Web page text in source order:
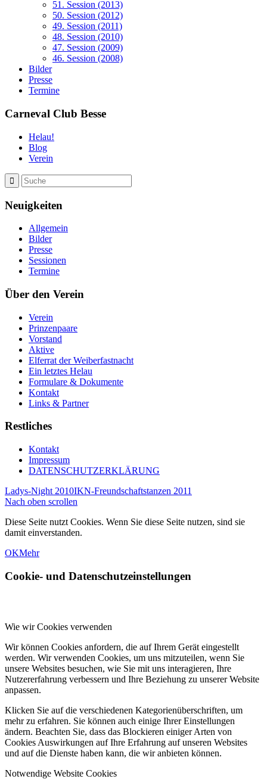
51. Session (2013)
50. Session (2012)
49. Session (2011)
48. Session (2010)
47. Session (2009)
46. Session (2008)
Bilder
Presse
Termine
Carneval Club Besse
Helau!
Blog
Verein
Neuigkeiten
Allgemein
Bilder
Presse
Sessionen
Termine
Über den Verein
Verein
Prinzenpaare
Vorstand
Aktive
Elferrat der Weiberfastnacht
Ein letztes Helau
Formulare & Dokumente
Kontakt
Links & Partner
Restliches
Kontakt
Impressum
DATENSCHUTZERKLÄRUNG
Ladys-Night 2010IKN-Freundschaftstanzen 2011
Nach oben scrollen
Diese Seite nutzt Cookies. Wenn Sie diese Seite nutzen, sind sie
damit einverstanden.
OKMehr
Cookie- und Datenschutzeinstellungen
Wie wir Cookies verwenden
Wir können Cookies anfordern, die auf Ihrem Gerät eingestellt
werden. Wir verwenden Cookies, um uns mitzuteilen, wenn Sie
unsere Websites besuchen, wie Sie mit uns interagieren, Ihre
Nutzererfahrung verbessern und Ihre Beziehung zu unserer Website
anpassen.
Klicken Sie auf die verschiedenen Kategorienüberschriften, um
mehr zu erfahren. Sie können auch einige Ihrer Einstellungen
ändern. Beachten Sie, dass das Blockieren einiger Arten von
Cookies Auswirkungen auf Ihre Erfahrung auf unseren Websites
und auf die Dienste haben kann, die wir anbieten können.
Notwendige Website Cookies